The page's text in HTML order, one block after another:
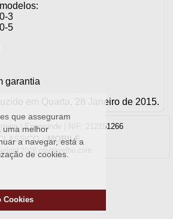
que asseguram
uma melhor
a navegar, está a
de cookies.
Cookies
3
5
garantia
em Quarta, 28 Janeiro de 2015.
| Ermesinde | NIF: 212151266
-MOBILE
2026 oferrovelho.com